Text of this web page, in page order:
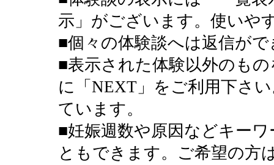
示」がございます。使いや
■個々の体験談へは返信が
■表示された体験以外のも
に「NEXT」をご利用下さ
ています。
■妊娠週数や原因などキー
ともできます。ご希望の方